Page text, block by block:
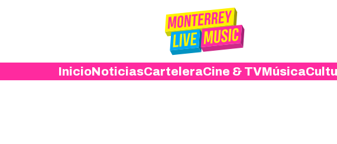
InicioNoticiasCarteleraCine & TVMúsica